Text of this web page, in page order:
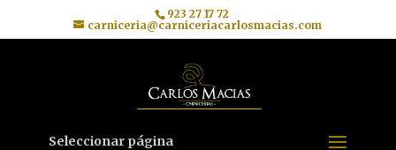
923 27 17 72
carniceria@carniceriacarlosmacias.com
Seleccionar página